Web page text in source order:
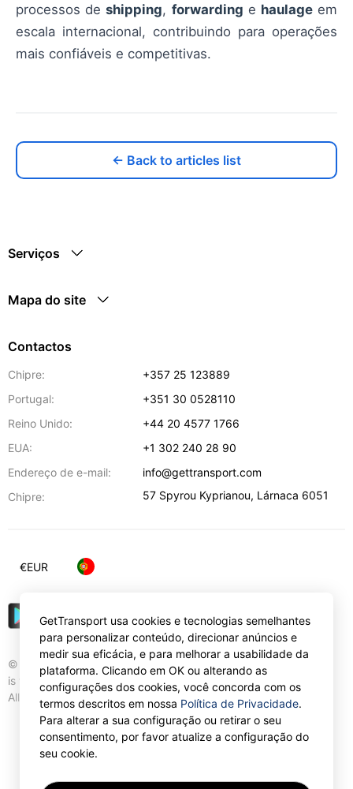
processos deshipping, forwarding e haulageem
escala internacional, contribuindo para operações
mais confiáveis e competitivas.
← Back to articles list
Serviços
Mapa do site
Contactos
Chipre:
+357 25 123889
Portugal:
+351 30 0528110
Reino Unido:
+44 20 4577 1766
EUA:
+1 302 240 28 90
Endereço de e-mail:
info@gettransport.com
Chipre:
57 Spyrou Kyprianou, Lárnaca 6051
© Gettransport International Limited. GetTransport®
is trademark of Gettransport International Limited.
All rights reserved.
€EUR
GetTransport usa cookies e tecnologias semelhantes
para personalizar conteúdo, direcionar anúncios e
medir sua eficácia, e para melhorar a usabilidade da
plataforma. Clicando em OK ou alterando as
configurações dos cookies, você concorda com os
termos descritos em nossa Política de Privacidade.
Para alterar a sua configuração ou retirar o seu
consentimento, por favor atualize a configuração do
seu cookie.